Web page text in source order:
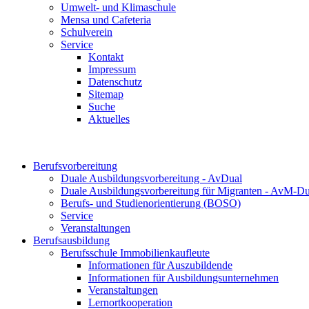
Umwelt- und Klimaschule
Mensa und Cafeteria
Schulverein
Service
Kontakt
Impressum
Datenschutz
Sitemap
Suche
Aktuelles
Berufsvorbereitung
Duale Ausbildungsvorbereitung - AvDual
Duale Ausbildungsvorbereitung für Migranten - AvM-
Berufs- und Studienorientierung (BOSO)
Service
Veranstaltungen
Berufsausbildung
Berufsschule Immobilienkaufleute
Informationen für Auszubildende
Informationen für Ausbildungsunternehmen
Veranstaltungen
Lernortkooperation